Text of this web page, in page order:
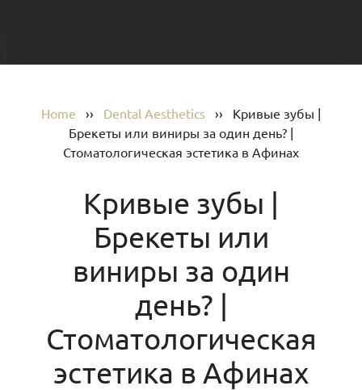
Home ›› Dental Aesthetics ›› Кривые зубы |
Брекеты или виниры за один день? |
Стоматологическая эстетика в Афинах
Кривые зубы |
Брекеты или
виниры за один
день? |
Стоматологическая
эстетика в Афинах